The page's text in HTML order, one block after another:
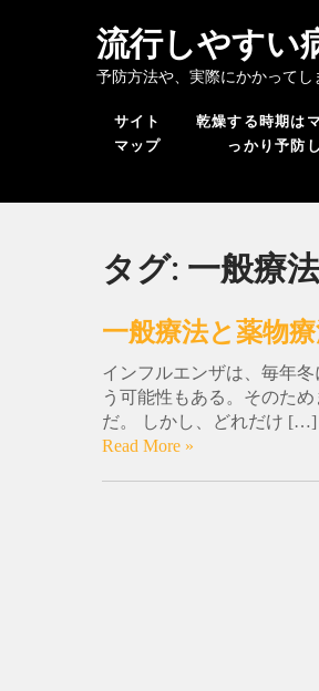
流行しやすい
予防方法や、実際にかかってし
サイト
マップ
乾燥する時期は
っかり予防
タグ: 一般療法
一般療法と薬物
インフルエンザは、毎年
う可能性もある。そのた
だ。 しかし、どれだけ […]
Read More »